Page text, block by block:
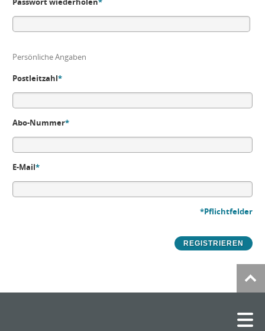
Persönliche Angaben
Postleitzahl*
Abo-Nummer*
E-Mail*
*Pflichtfelder